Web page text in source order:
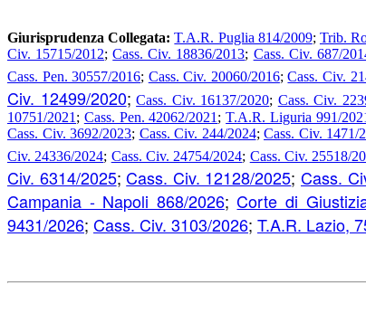
Giurisprudenza Collegata: T.A.R. Puglia 814/2009; Trib.
Civ. 15715/2012;Cass. Civ. 18836/2013; Cass. Civ. 687/
Cass. Pen. 30557/2016; Cass. Civ. 20060/2016;Cass. Civ.
Civ. 12499/2020; Cass. Civ. 16137/2020; Cass. Civ.
10751/2021 ; Cass. Pen. 42062/2021 ;T.A.R. Liguria 991/
Cass. Civ. 3692/2023; Cass. Civ. 244/2024; Cass. Civ. 1471/
Civ. 24336/2024; Cass. Civ. 24754/2024; Cass. Civ. 25518/
Civ. 6314/2025;Cass. Civ. 12128/2025;Cass.
Campania - Napoli 868/2026;Corte di
9431/2026; Cass. Civ. 3103/2026; T.A.R. Lazio,